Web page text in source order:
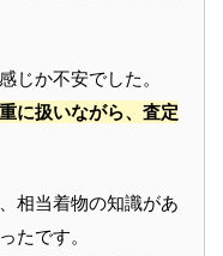
じか不安でした。
に扱いながら、査定
相当着物の知識があ
たです。